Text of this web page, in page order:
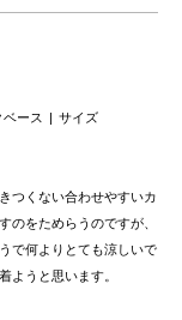
ベース
サイズ
つくない合わせやすいカ
のをためらうのですが、
で何よりとても涼しいで
ようと思います。